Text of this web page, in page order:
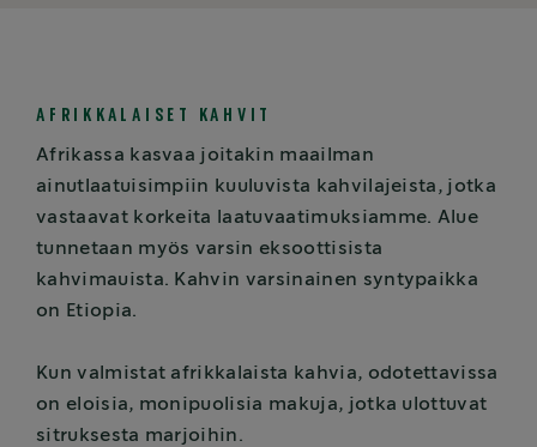
AFRIKKALAISET KAHVIT
Afrikassa kasvaa joitakin maailman
ainutlaatuisimpiin kuuluvista kahvilajeista, jotka
vastaavat korkeita laatuvaatimuksiamme. Alue
tunnetaan myös varsin eksoottisista
kahvimauista. Kahvin varsinainen syntypaikka
on Etiopia.
Kun valmistat afrikkalaista kahvia, odotettavissa
on eloisia, monipuolisia makuja, jotka ulottuvat
sitruksesta marjoihin.